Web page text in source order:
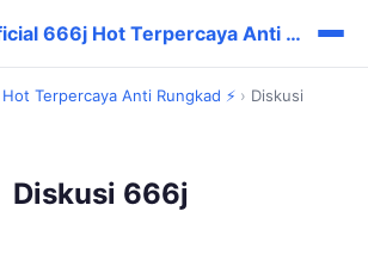
🔥 666j Official 666j Hot Terpercaya Anti Rungkad ⚡
Terpercaya Anti Rungkad ⚡ › Diskusi
Diskusi 666j